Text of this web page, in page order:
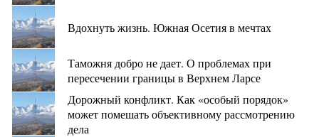
Вдохнуть жизнь. Южная Осетия в мечтах
Таможня добро не дает. О проблемах при
пересечении границы в Верхнем Ларсе
Дорожный конфликт. Как «особый порядок»
может помешать объективному рассмотрению
дела